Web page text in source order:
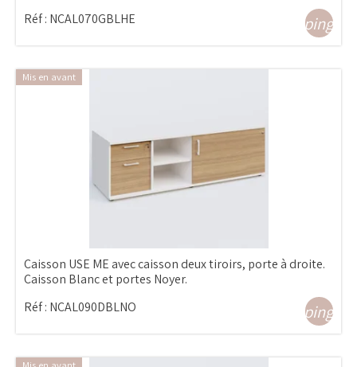
Réf : NCAL070GBLHE
Mis en avant
Caisson USE ME avec caisson deux tiroirs, porte à droite.
Caisson Blanc et portes Noyer.
Réf : NCAL090DBLNO